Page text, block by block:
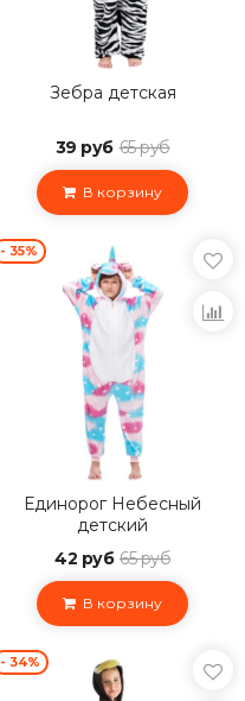
Зебра детская
39 руб 65 руб
В корзину
- 35%
Единорог Небесный
детский
42 руб 65 руб
В корзину
- 34%